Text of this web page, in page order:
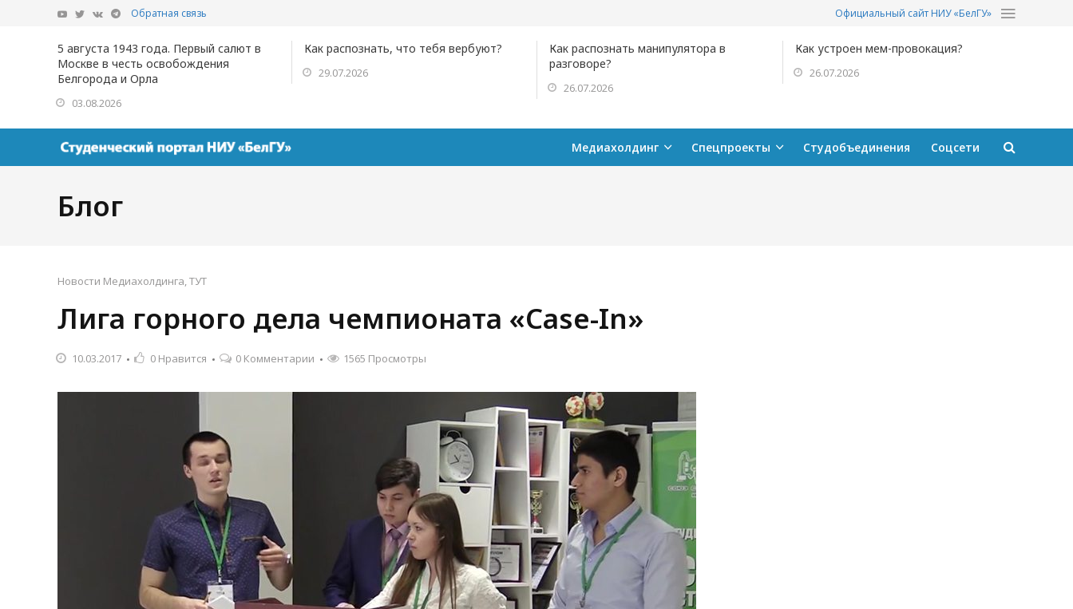
Обратная связь Официальный сайт НИУ «БелГУ»
5 августа 1943 года. Первый салют в
Москве в честь освобождения
Белгорода и Орла
03.08.2026
Как распознать, что тебя вербуют?
29.07.2026
Как распознать манипулятора в
разговоре?
26.07.2026
Как устроен мем-провокация?
26.07.2026
Медиахолдинг Спецпроекты Студобъединения Соцсети
Блог
Новости Медиахолдинга,ТУТ
Лига горного дела чемпионата «Case-In»
10.03.2017 0 Нравится 0 Комментарии 1565 Просмотры